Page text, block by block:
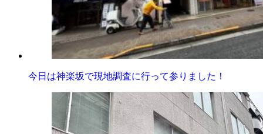
今日は神楽坂で現地調査に行って参りました！